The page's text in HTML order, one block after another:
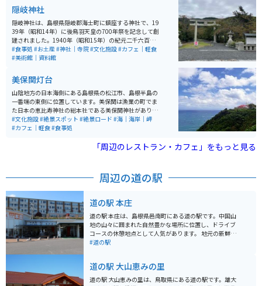
設され、地元の海産物を味わうことができます。また、
海水浴や観光船での白島崎やよろい岩めぐりも楽しめる
ため、アウトドアを満喫するのに最適なスポットです。
隠岐の自然と食を同時に堪能できるため、観光客にも人
気があります。
隠岐神社
隠岐神社は、島根県隠岐郡海士町に鎮座する神社で、19
39年（昭和14年）に後鳥羽天皇の700年祭を記念して創
建されました。1940年（昭和15年）の紀元二千六百年
記念事業の一環として建設が始まり、1943年には県社に
指定されています。 後鳥羽天皇を主祭神としており、学
と呼ばれる独自の建築様式の社殿が特徴で、約5.6万平方
メートルの広大な境内には桜並木があり、春には美しい
花が咲き誇ります。毎年4月14日と10月14日に例大祭が
行われ、多くの参拝者が訪れる隠岐の代表的な神社で
す。
#食事処 #お土産#神社｜寺院#文化施設#カフェ｜軽食
#美術館｜資料館
美保関灯台
山陰地方の日本海側にある島根県の松江市、島根半島の
一番端の東側に位置しています。美保関は漁業の町でま
た日本の恵比寿神社の総本社である美保関神社がありま
す。美保関灯台は日本で一番古い灯台と呼ばれていま
す。灯台までの道は山道で、ツーリングをするには丁度
あり、また景色は素晴らしいです。中国地方の最高峰大
#文化施設#絶景スポット #絶景ロード #海｜海岸｜岬
#カフェ｜軽食#食事処
「周辺のレストラン・カフェ」をもっと見る
周辺の道の駅
道の駅 本庄
道の駅 本庄は、島根県邑南町にある道の駅です。中国山
地の山々に囲まれた自然豊かな場所に位置し、ドライブ
コースの休憩地点として人気があります。 地元の新鮮な
野菜や果物が並ぶ農産物直売所は、道の駅 本庄の魅力の
粉を使った手打ちそばはおすすめです。 バイクで訪れる
場合、道の駅 本庄は広々とした駐車場があるので安心で
#道の駅
道の駅 大山恵みの里
道の駅 大山恵みの里は、鳥取県にある道の駅です。雄大